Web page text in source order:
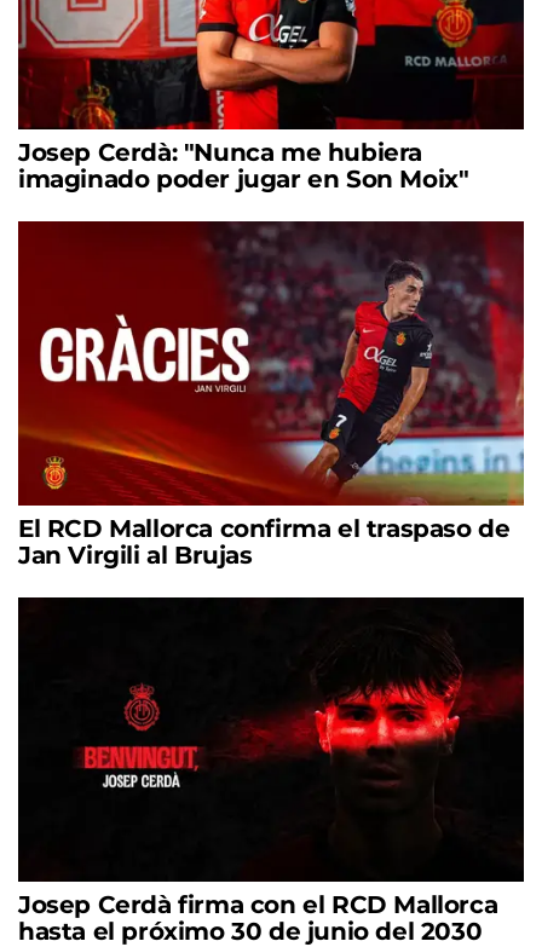
Josep Cerdà: "Nunca me hubiera
imaginado poder jugar en Son Moix"
El RCD Mallorca confirma el traspaso de
Jan Virgili al Brujas
Josep Cerdà firma con el RCD Mallorca
hasta el próximo 30 de junio del 2030